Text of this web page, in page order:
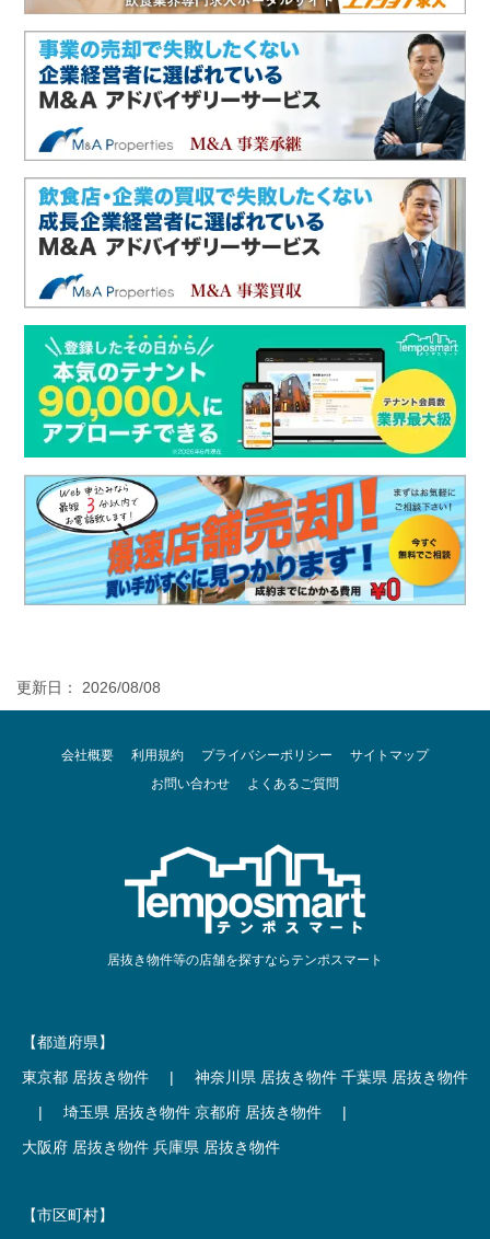
更新日： 2026/08/08
会社概要 利用規約 プライバシーポリシー
サイトマップ
お問い合わせ
よくあるご質問
居抜き物件等の店舗を探すならテンポスマート
【都道府県】
東京都 居抜き物件
| 神奈川県 居抜き物件 千葉県 居抜き物件
|
埼玉県 居抜き物件 京都府 居抜き物件
|
大阪府 居抜き物件 兵庫県 居抜き物件
【市区町村】